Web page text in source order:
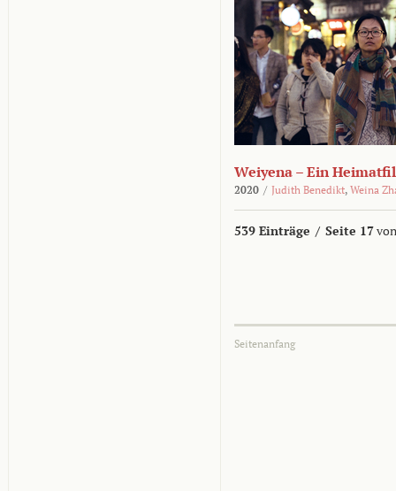
Weiyena – Ein
2020 / Judith Benedikt, Weina
539 Einträge / Seite 17
Seitenanfang